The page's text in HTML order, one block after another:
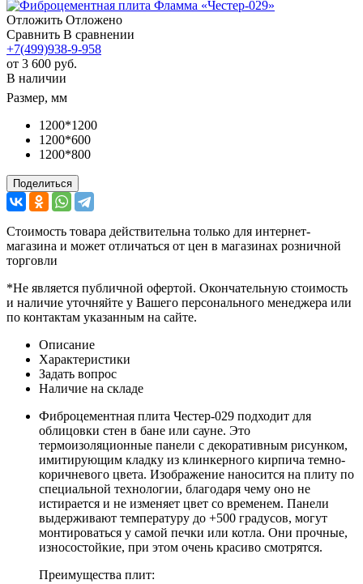
Отложить Отложено
Сравнить В сравнении
+7(499)938-9-958
от 3 600 руб.
В наличии
Размер, мм
1200*1200
1200*600
1200*800
Поделиться
Стоимость товара действительна только для интернет-
магазина и может отличаться от цен в магазинах розничной
торговли
*Не является публичной офертой. Окончательную стоимость
и наличие уточняйте у Вашего персонального менеджера или
по контактам указанным на сайте.
Описание
Характеристики
Задать вопрос
Наличие на складе
Фиброцементная плита Честер-029 подходит для
облицовки стен в бане или сауне. Это
термоизоляционные панели с декоративным рисунком,
имитирующим кладку из клинкерного кирпича темно-
коричневого цвета. Изображение наносится на плиту по
специальной технологии, благодаря чему оно не
истирается и не изменяет цвет со временем. Панели
выдерживают температуру до +500 градусов, могут
монтироваться у самой печки или котла. Они прочные,
износостойкие, при этом очень красиво смотрятся.
Преимущества плит: